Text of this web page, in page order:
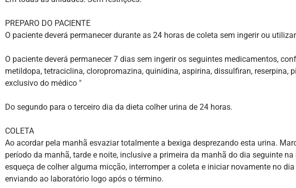
PREPARO DO PACIENTE
O paciente deverá permanecer durante as 24 horas de coleta sem ingerir ou
O paciente deverá permanecer 7 dias sem ingerir os seguintes medicamentos,
metildopa, tetraciclina, cloropromazina, quinidina, aspirina, dissulfiran, reserpina,
exclusivo do médico "
Do segundo para o terceiro dia da dieta colher urina de 24 horas.
COLETA
Ao acordar pela manhã esvaziar totalmente a bexiga desprezando esta urina.
período da manhã, tarde e noite, inclusive a primeira da manhã do dia seguinte
esqueça de colher alguma micção, interromper a coleta e iniciar novamente no
enviando ao laboratório logo após o término.